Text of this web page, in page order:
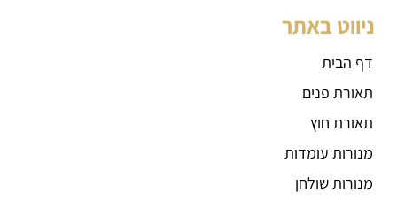
ניווט באתר
דף הבית
תאורת פנים
תאורת חוץ
מנורות עומדות
מנורות שולחן